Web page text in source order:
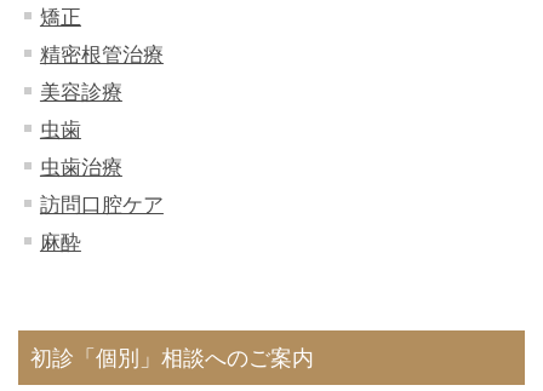
矯正
精密根管治療
美容診療
虫歯
虫歯治療
訪問口腔ケア
麻酔
初診「個別」相談へのご案内